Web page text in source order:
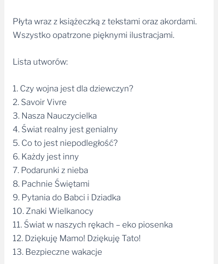
Płyta wraz z książeczką z tekstami oraz akordami.
Wszystko opatrzone pięknymi ilustracjami.
Lista utworów:
1. Czy wojna jest dla dziewczyn?
2. Savoir Vivre
3. Nasza Nauczycielka
4. Świat realny jest genialny
5. Co to jest niepodległość?
6. Każdy jest inny
7. Podarunki z nieba
8. Pachnie Świętami
9. Pytania do Babci i Dziadka
10. Znaki Wielkanocy
11. Świat w naszych rękach – eko piosenka
12. Dziękuję Mamo! Dziękuję Tato!
13. Bezpieczne wakacje